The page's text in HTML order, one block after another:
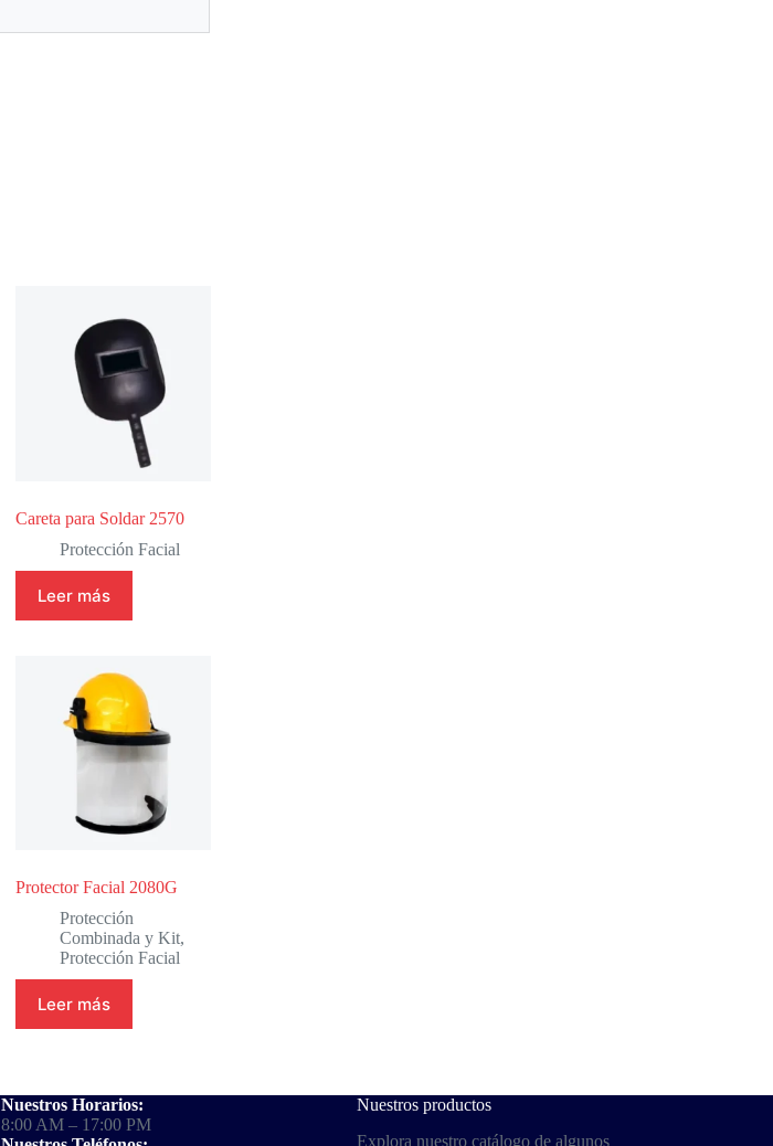
Careta para Soldar 2570
Protección Facial
Leer más
Protector Facial 2080G
Protección
Combinada y Kit,
Protección Facial
Leer más
Nuestros Horarios:
8:00 AM – 17:00 PM
Nuestros productos
Explora nuestro catálogo de algunos